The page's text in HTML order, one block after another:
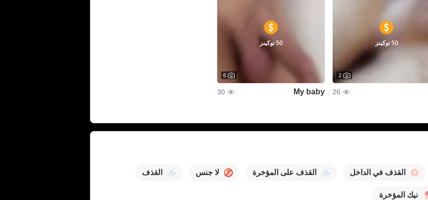
50 توكينز
2
26
50 توكينز
6
My baby
30
القذف في الداخل القذف على المؤخرة لا جنس القذف
نيك المؤخرة